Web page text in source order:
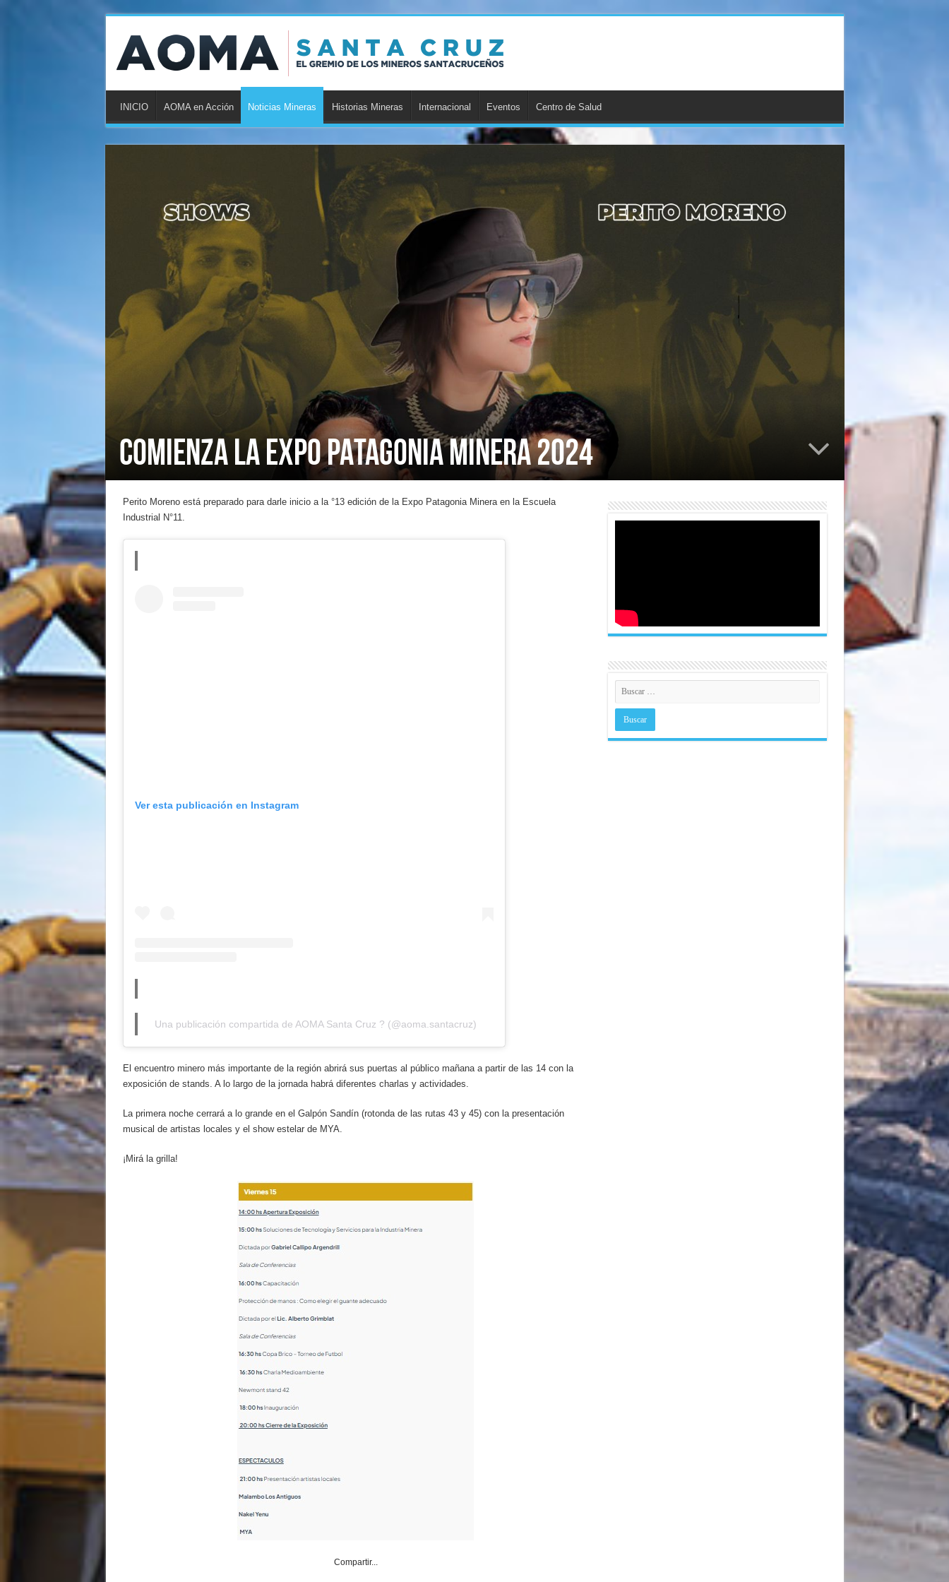
INICIO AOMA en Acción Noticias Mineras Historias Mineras Internacional Eventos Centro de Salud
COMIENZA LA EXPO PATAGONIA MINERA 2024
Perito Moreno está preparado para darle inicio a la °13 edición de la Expo Patagonia Minera en la Escuela
Industrial N°11.
Ver esta publicación en Instagram
Una publicación compartida de AOMA Santa Cruz ? (@aoma.santacruz)
El encuentro minero más importante de la región abrirá sus puertas al público mañana a partir de las 14 con la
exposición de stands. A lo largo de la jornada habrá diferentes charlas y actividades.
La primera noche cerrará a lo grande en el Galpón Sandín (rotonda de las rutas 43 y 45) con la presentación
musical de artistas locales y el show estelar de MYA.
¡Mirá la grilla!
Compartir...